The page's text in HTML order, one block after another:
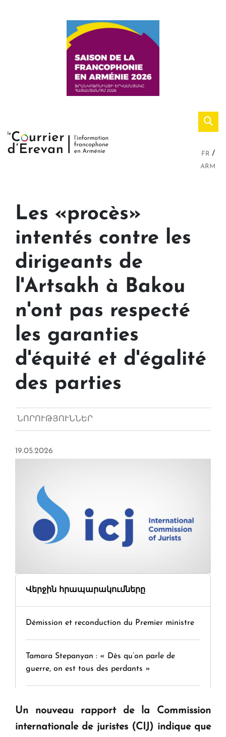
FR
ARM
Les «procès»
intentés contre les
dirigeants de
l'Artsakh à Bakou
n'ont pas respecté
les garanties
d'équité et d'égalité
des parties
ՆՈՐՈՒԹՅՈՒՆՆԵՐ
19.05.2026
Վերջին հրապարակումները
Démission et reconduction du Premier ministre
Tamara Stepanyan : « Dès qu’on parle de
guerre, on est tous des perdants »
question d'un référendum ne se pose pas. "
Un nouveau rapport de la Commission
internationale de juristes (CIJ) indique que